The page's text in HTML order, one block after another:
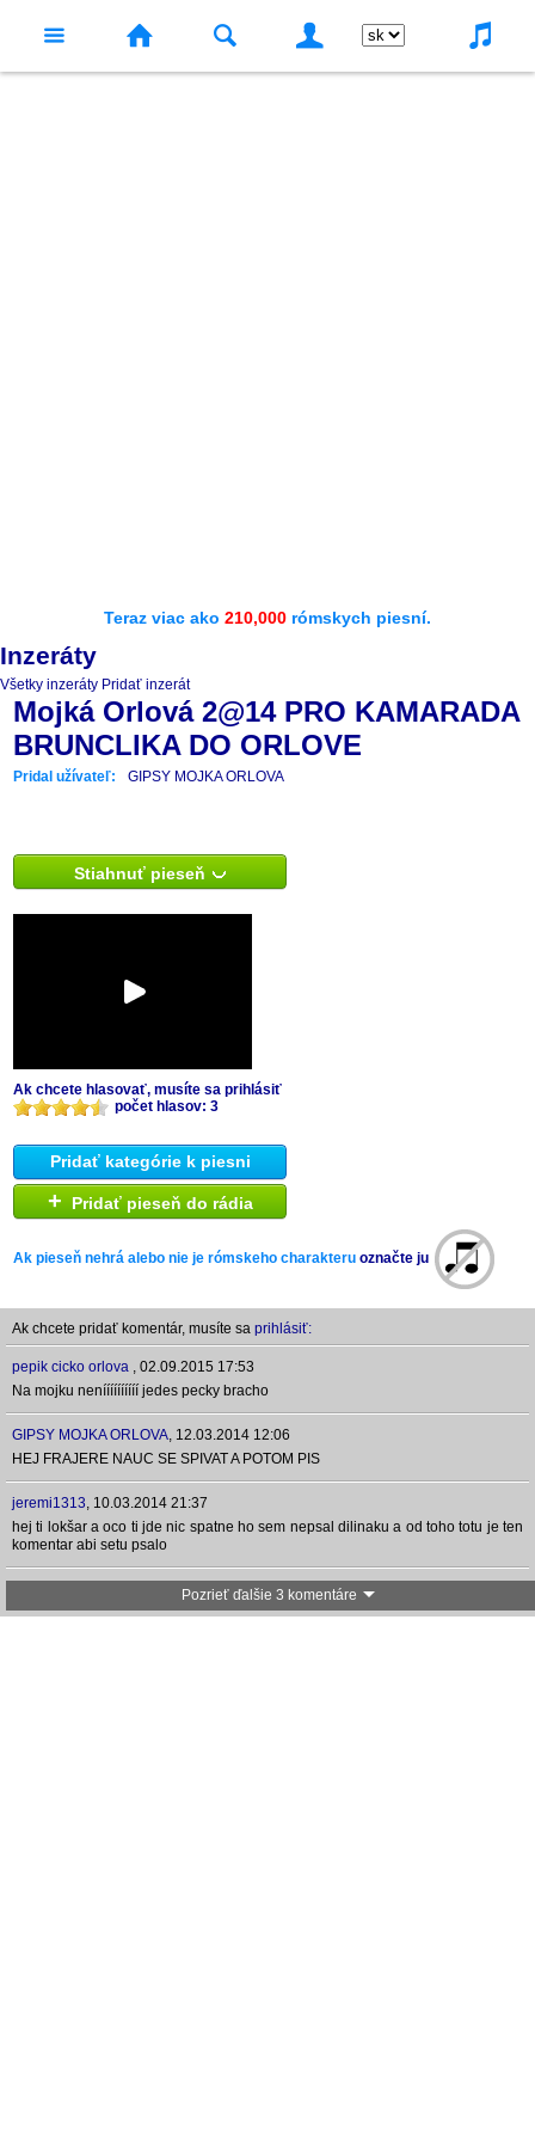
Teraz viac ako 210,000 rómskych piesní.
Inzeráty
Všetky inzeráty Pridať inzerát
Mojká Orlová 2@14 PRO KAMARADA
BRUNCLIKA DO ORLOVE
Pridal užívateľ: GIPSY MOJKA ORLOVA
Stiahnuť pieseň
Ak chcete hlasovať, musíte sa prihlásiť
počet hlasov: 3
Pridať kategórie k piesni
+ Pridať pieseň do rádia
Ak pieseň nehrá alebo nie je rómskeho charakteru označte ju
Ak chcete pridať komentár, musíte sa prihlásiť:
pepik cicko orlova , 02.09.2015 17:53
Na mojku neníííííííííí jedes pecky bracho
GIPSY MOJKA ORLOVA, 12.03.2014 12:06
HEJ FRAJERE NAUC SE SPIVAT A POTOM PIS
jeremi1313, 10.03.2014 21:37
hej ti lokšar a oco ti jde nic spatne ho sem nepsal dilinaku a od toho totu je ten
komentar abi setu psalo
Pozrieť ďalšie 3 komentáre